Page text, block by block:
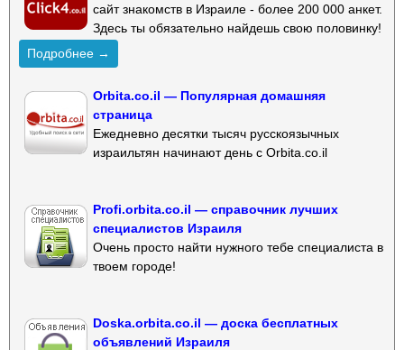
сайт знакомств в Израиле - более 200 000 анкет.
Здесь ты обязательно найдешь свою половинку!
Подробнее →
Orbita.co.il — Популярная домашняя
страница
Ежедневно десятки тысяч русскоязычных
израильтян начинают день с Orbita.co.il
Profi.orbita.co.il — справочник лучших
специалистов Израиля
Очень просто найти нужного тебе специалиста в
твоем городе!
Doska.orbita.co.il — доска бесплатных
объявлений Израиля